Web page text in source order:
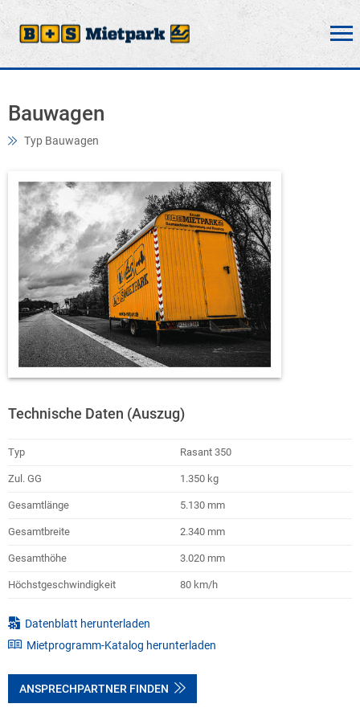
Bauwagen
Typ Bauwagen
Technische Daten (Auszug)
Typ Rasant 350
Zul. GG 1.350 kg
Gesamtlänge 5.130 mm
Gesamtbreite 2.340 mm
Gesamthöhe 3.020 mm
Höchstgeschwindigkeit 80 km/h
Datenblatt herunterladen
Mietprogramm-Katalog herunterladen
ANSPRECHPARTNER FINDEN